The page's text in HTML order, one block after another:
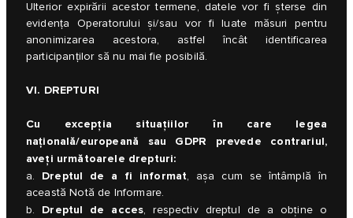
Ulterior expirării acestor termene, datele vor fi șterse din
evidența Operatorului și/sau vor fi luate măsuri pentru
anonimizarea acestora, astfel încât identificarea
participanților să nu mai fie posibilă.
VI. DREPTURI
Cu excepţia situaţiilor în care legea
națională/europeană sau GDPR prevede contrariul,
aveţi următoarele drepturi:
a. Dreptul de a fi informat, aşa cum se întâmplă în
această Notă de Informare.
b. Dreptul de acces, respectiv dreptul de a obţine o